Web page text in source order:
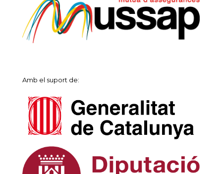
Amb el suport de: